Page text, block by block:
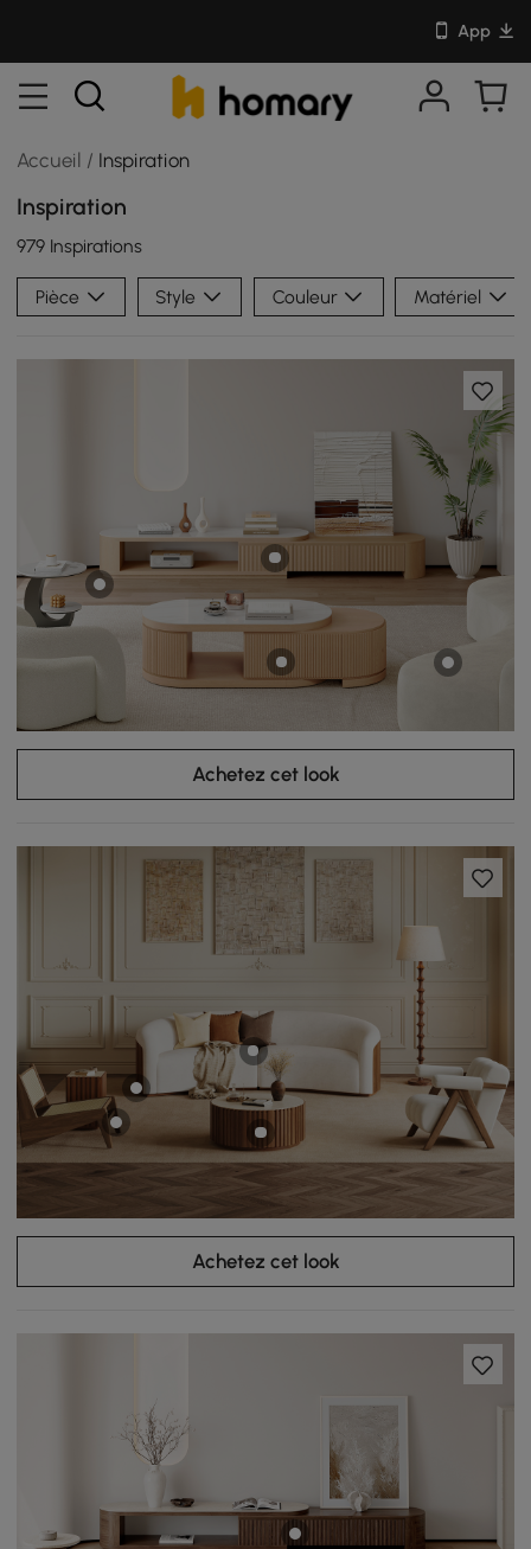
App
Accueil / Inspiration
Inspiration
979 Inspirations
Pièce Style Couleur Matériel
Achetez cet look
Achetez cet look